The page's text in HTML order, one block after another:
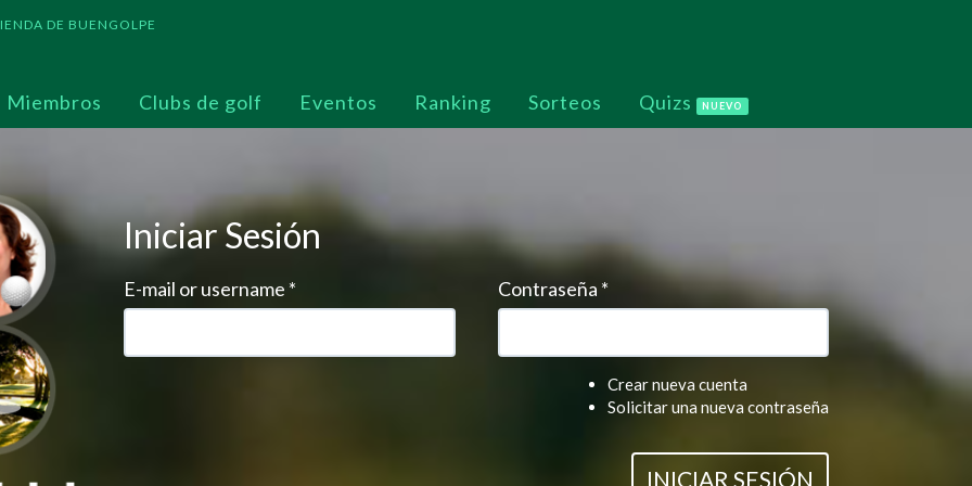
DE BUENGOLPE
Miembros Clubs de golf Eventos Ranking Sorteos Quizs NUEVO
Iniciar Sesión
E-mail or username * Contraseña *
Crear nueva cuenta
Solicitar una nueva contraseña
INICIAR SESIÓN